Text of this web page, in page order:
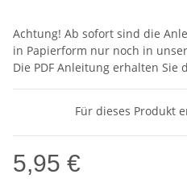
Achtung! Ab sofort sind die
in Papierform nur noch in
Die PDF Anleitung erhalten Sie
Für dieses Produkt
5,95 €